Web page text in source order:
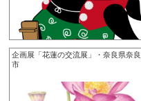
企画展「花蓮の交流展」・奈良県奈良
市